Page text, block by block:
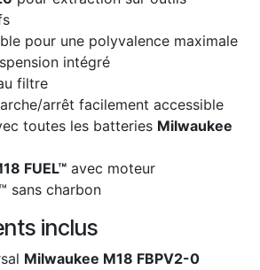
pour une polyvalence maximale
intégré
filtre
arrêt facilement accessible
toutes les batteries Milwaukee
FUEL™ avec moteur
sans charbon
inclus
Milwaukee M18 FBPV2-0